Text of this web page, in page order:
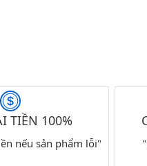
TIỀN 100%
nếu sản phẩm lỗi"